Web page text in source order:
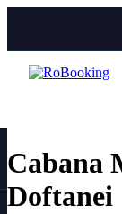
Cabana
Doftanei